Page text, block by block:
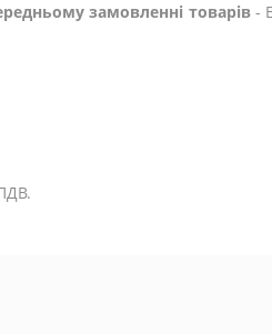
замовленні товарів-